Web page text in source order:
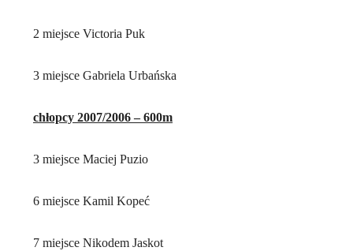
2 miejsce Victoria Puk
3 miejsce Gabriela Urbańska
chłopcy 2007/2006 – 600m
3 miejsce Maciej Puzio
6 miejsce Kamil Kopeć
7 miejsce Nikodem Jaskot